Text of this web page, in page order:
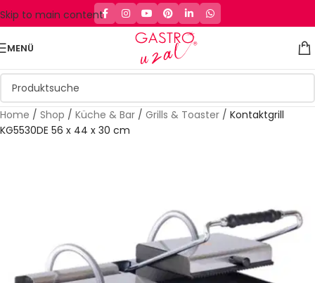
Skip to main content
MENÜ
Home / Shop / Küche & Bar / Grills & Toaster / Kontaktgrill
KG5530DE 56 x 44 x 30 cm